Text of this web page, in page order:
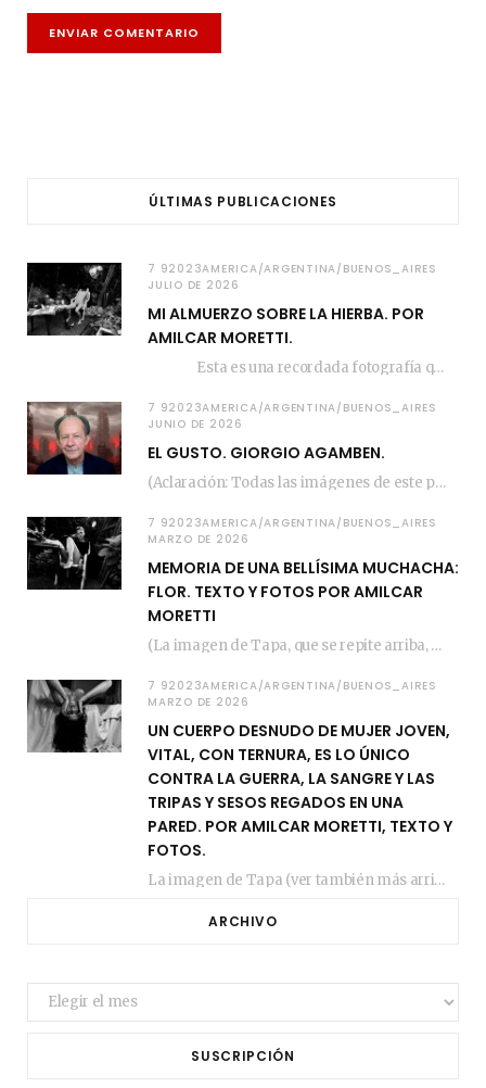
ÚLTIMAS PUBLICACIONES
7 92023AMERICA/ARGENTINA/BUENOS_AIRES
JULIO DE 2026
MI ALMUERZO SOBRE LA HIERBA. POR
AMILCAR MORETTI.
Esta es una recordada fotografía que registré…
7 92023AMERICA/ARGENTINA/BUENOS_AIRES
JUNIO DE 2026
EL GUSTO. GIORGIO AGAMBEN.
(Aclaración: Todas las imágenes de este posteo fueron tomadas de Bloghemia.com, y todos los…
7 92023AMERICA/ARGENTINA/BUENOS_AIRES
MARZO DE 2026
MEMORIA DE UNA BELLÍSIMA MUCHACHA:
FLOR. TEXTO Y FOTOS POR AMILCAR
MORETTI
(La imagen de Tapa, que se repite arriba, fue compuesta por Amilcar Moretti el viernes…
7 92023AMERICA/ARGENTINA/BUENOS_AIRES
MARZO DE 2026
UN CUERPO DESNUDO DE MUJER JOVEN,
VITAL, CON TERNURA, ES LO ÚNICO
CONTRA LA GUERRA, LA SANGRE Y LAS
TRIPAS Y SESOS REGADOS EN UNA
PARED. POR AMILCAR MORETTI, TEXTO Y
FOTOS.
La imagen de Tapa (ver también más arriba) fue compuesta en estos días de febrero…
ARCHIVO
Archivo
SUSCRIPCIÓN